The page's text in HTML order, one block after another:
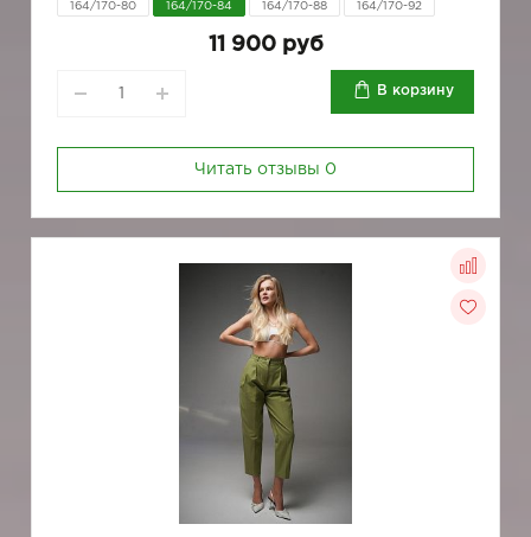
164/170-80 164/170-84 164/170-88 164/170-92
11 900 руб
В корзину
Читать отзывы 0